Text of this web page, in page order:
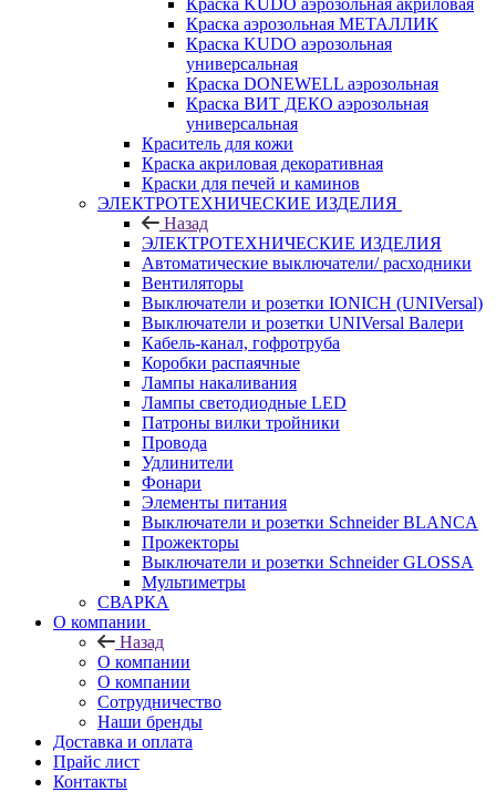
Краска KUDO аэрозольная акриловая
Краска аэрозольная МЕТАЛЛИК
Краска KUDO аэрозольная
универсальная
Краска DONEWELL аэрозольная
Краска ВИТ ДЕКО аэрозольная
универсальная
Краситель для кожи
Краска акриловая декоративная
Краски для печей и каминов
ЭЛЕКТРОТЕХНИЧЕСКИЕ ИЗДЕЛИЯ
Назад
ЭЛЕКТРОТЕХНИЧЕСКИЕ ИЗДЕЛИЯ
Автоматические выключатели/ расходники
Вентиляторы
Выключатели и розетки IONICH (UNIVersal)
Выключатели и розетки UNIVersal Валери
Кабель-канал, гофротруба
Коробки распаячные
Лампы накаливания
Лампы светодиодные LED
Патроны вилки тройники
Провода
Удлинители
Фонари
Элементы питания
Выключатели и розетки Schneider BLANCA
Прожекторы
Выключатели и розетки Schneider GLOSSA
Мультиметры
СВАРКА
О компании
Назад
О компании
О компании
Сотрудничество
Наши бренды
Доставка и оплата
Прайс лист
Контакты